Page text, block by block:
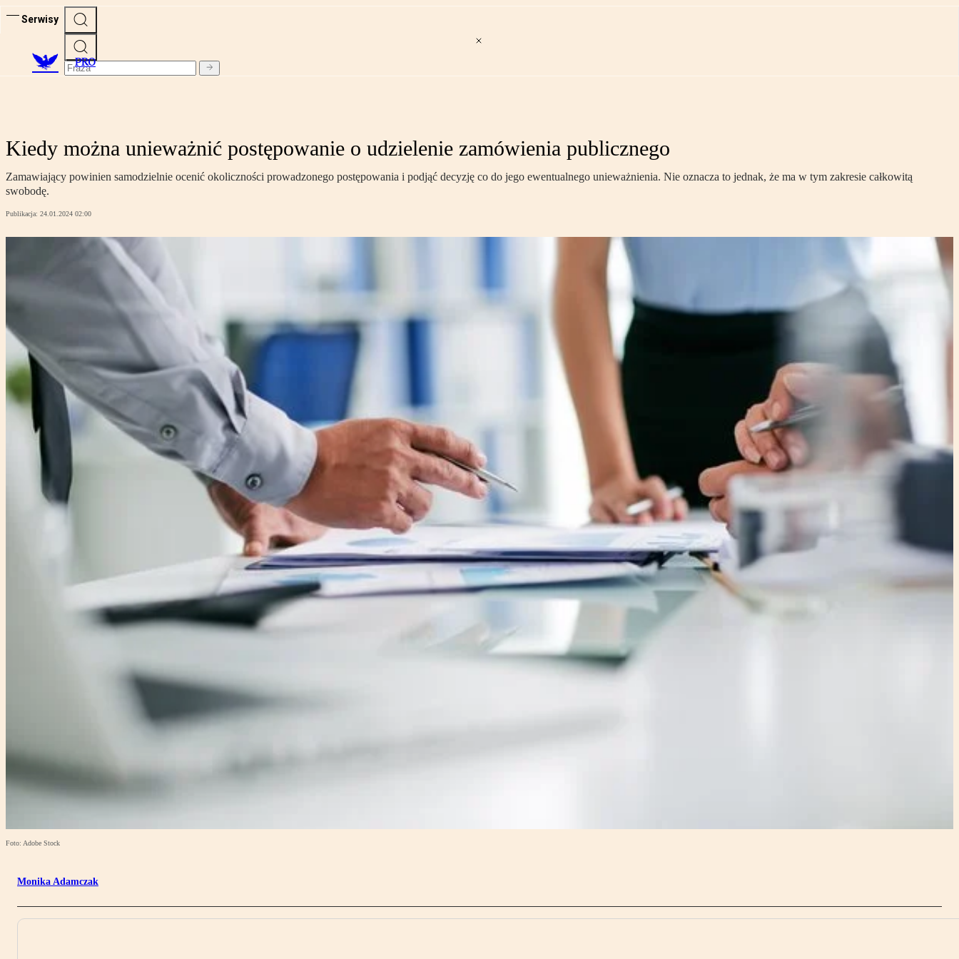
Serwisy
PRO
Kiedy można unieważnić postępowanie o udzielenie zamówienia publicznego
Zamawiający powinien samodzielnie ocenić okoliczności prowadzonego postępowania i podjąć decyzję co do jego ewentualnego unieważnienia. Nie oznacza to jednak, że ma w tym zakresie całkowitą
swobodę.
Publikacja: 24.01.2024 02:00
Foto: Adobe Stock
Monika Adamczak